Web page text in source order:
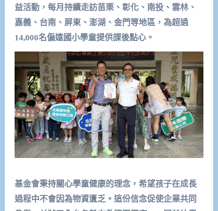
益活動，每月持續走訪苗栗、彰化、南投、雲林、
嘉義、台南、屏東、澎湖、金門等地區，為超過
14,000名偏遠國小學童提供課後點心。
基金會秉持關心學童健康的理念，希望孩子在成長
過程中不會因為物資匱乏。這份信念促使企業共同